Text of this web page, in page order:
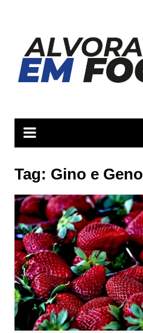
conteúdo
Tag: Gino e Geno